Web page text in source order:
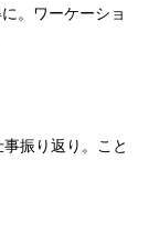
。ワーケーショ
振り返り。こと